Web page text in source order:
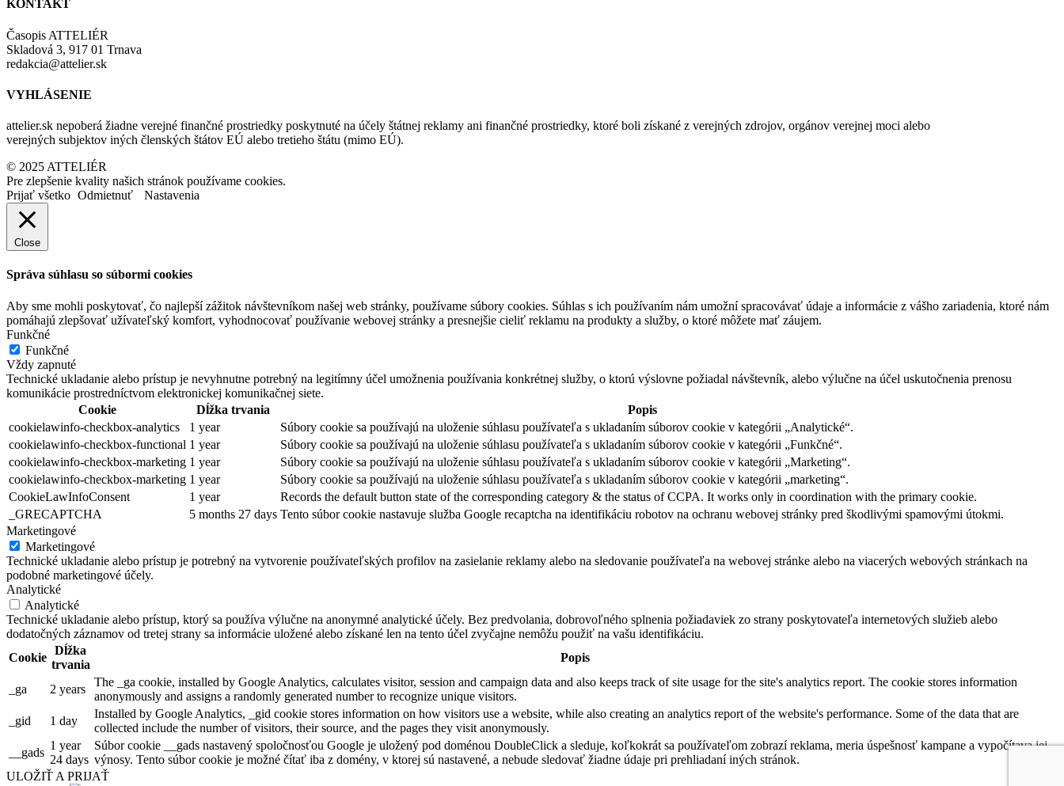
KONTAKT
Časopis ATTELIÉR
Skladová 3, 917 01 Trnava
redakcia@attelier.sk
VYHLÁSENIE
attelier.sk nepoberá žiadne verejné finančné prostriedky poskytnuté na účely štátnej reklamy ani finančné prostriedky, ktoré boli získané z verejných zdrojov, orgánov verejnej moci alebo
verejných subjektov iných členských štátov EÚ alebo tretieho štátu (mimo EÚ).
© 2025 ATTELIÉR
Pre zlepšenie kvality našich stránok používame cookies.
Prijať všetko Odmietnuť Nastavenia
Close
Správa súhlasu so súbormi cookies
Aby sme mohli poskytovať, čo najlepší zážitok návštevníkom našej web stránky, používame súbory cookies. Súhlas s ich používaním nám umožní spracovávať údaje a informácie z vášho zariadenia, ktoré nám
pomáhajú zlepšovať užívateľský komfort, vyhodnocovať používanie webovej stránky a presnejšie cieliť reklamu na produkty a služby, o ktoré môžete mať záujem.
Funkčné
Funkčné
Vždy zapnuté
Technické ukladanie alebo prístup je nevyhnutne potrebný na legitímny účel umožnenia používania konkrétnej služby, o ktorú výslovne požiadal návštevník, alebo výlučne na účel uskutočnenia prenosu
komunikácie prostredníctvom elektronickej komunikačnej siete.
Cookie
Dĺžka trvania
Popis
cookielawinfo-checkbox-analytics
1 year
Súbory cookie sa používajú na uloženie súhlasu používateľa s ukladaním súborov cookie v kategórii „Analytické“.
cookielawinfo-checkbox-functional 1 year
Súbory cookie sa používajú na uloženie súhlasu používateľa s ukladaním súborov cookie v kategórii „Funkčné“.
cookielawinfo-checkbox-marketing 1 year
Súbory cookie sa používajú na uloženie súhlasu používateľa s ukladaním súborov cookie v kategórii „Marketing“.
cookielawinfo-checkbox-marketing 1 year
Súbory cookie sa používajú na uloženie súhlasu používateľa s ukladaním súborov cookie v kategórii „marketing“.
CookieLawInfoConsent
1 year
Records the default button state of the corresponding category & the status of CCPA. It works only in coordination with the primary cookie.
_GRECAPTCHA
5 months 27 days Tento súbor cookie nastavuje služba Google recaptcha na identifikáciu robotov na ochranu webovej stránky pred škodlivými spamovými útokmi.
Marketingové
Marketingové
Technické ukladanie alebo prístup je potrebný na vytvorenie používateľských profilov na zasielanie reklamy alebo na sledovanie používateľa na webovej stránke alebo na viacerých webových stránkach na
podobné marketingové účely.
Analytické
Analytické
Technické ukladanie alebo prístup, ktorý sa používa výlučne na anonymné analytické účely. Bez predvolania, dobrovoľného splnenia požiadaviek zo strany poskytovateľa internetových služieb alebo
dodatočných záznamov od tretej strany sa informácie uložené alebo získané len na tento účel zvyčajne nemôžu použiť na vašu identifikáciu.
Cookie
Dĺžka
trvania
Popis
_ga 2 years
The _ga cookie, installed by Google Analytics, calculates visitor, session and campaign data and also keeps track of site usage for the site's analytics report. The cookie stores information
anonymously and assigns a randomly generated number to recognize unique visitors.
_gid
1 day
Installed by Google Analytics, _gid cookie stores information on how visitors use a website, while also creating an analytics report of the website's performance. Some of the data that are
collected include the number of visitors, their source, and the pages they visit anonymously.
__gads
1 year
24 days
Súbor cookie __gads nastavený spoločnosťou Google je uložený pod doménou DoubleClick a sleduje, koľkokrát sa používateľom zobrazí reklama, meria úspešnosť kampane a vypočítava jej
výnosy. Tento súbor cookie je možné čítať iba z domény, v ktorej sú nastavené, a nebude sledovať žiadne údaje pri prehliadaní iných stránok.
ULOŽIŤ A PRIJAŤ